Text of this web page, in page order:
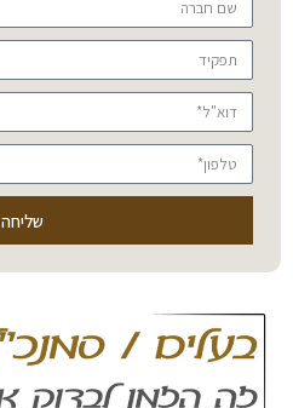
שליחה